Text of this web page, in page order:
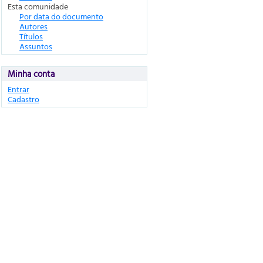
Esta comunidade
Por data do documento
Autores
Títulos
Assuntos
Minha conta
Entrar
Cadastro